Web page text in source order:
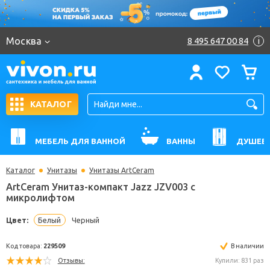
Москва 8 495 647 00 84 i
КАТАЛОГ
МЕБЕЛЬ ДЛЯ ВАННОЙ ВАННЫ
Каталог Унитазы Унитазы ArtCeram
микролифтом
Цвет: Белый